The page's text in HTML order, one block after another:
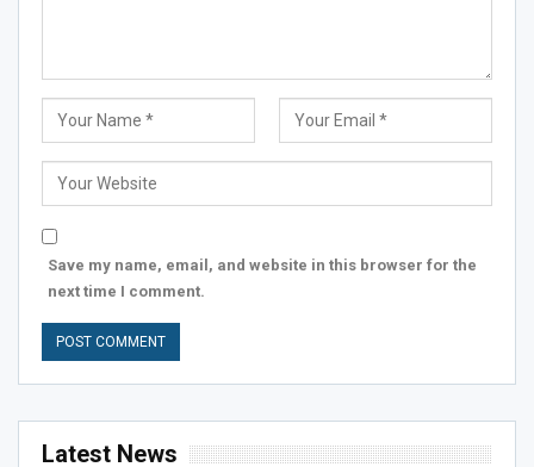
Save my name, email, and website in this browser for the
next time I comment.
Latest News